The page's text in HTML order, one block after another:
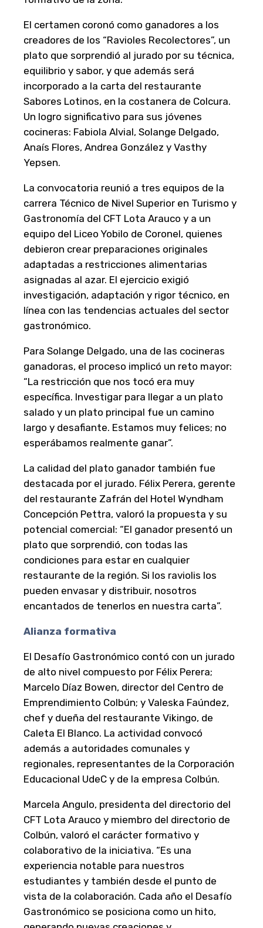
El certamen coronó como ganadores a los
creadores de los “Ravioles Recolectores”, un
plato que sorprendió al jurado por su técnica,
equilibrio y sabor, y que además será
incorporado a la carta del restaurante
Sabores Lotinos, en la costanera de Colcura.
Un logro significativo para sus jóvenes
cocineras: Fabiola Alvial, Solange Delgado,
Anaís Flores, Andrea González y Vasthy
Yepsen.
La convocatoria reunió a tres equipos de la
carrera Técnico de Nivel Superior en Turismo y
Gastronomía del CFT Lota Arauco y a un
equipo del Liceo Yobilo de Coronel, quienes
debieron crear preparaciones originales
adaptadas a restricciones alimentarias
asignadas al azar. El ejercicio exigió
investigación, adaptación y rigor técnico, en
línea con las tendencias actuales del sector
gastronómico.
Para Solange Delgado, una de las cocineras
ganadoras, el proceso implicó un reto mayor:
“La restricción que nos tocó era muy
específica. Investigar para llegar a un plato
salado y un plato principal fue un camino
largo y desafiante. Estamos muy felices; no
esperábamos realmente ganar”.
La calidad del plato ganador también fue
destacada por el jurado. Félix Perera, gerente
del restaurante Zafrán del Hotel Wyndham
Concepción Pettra, valoró la propuesta y su
potencial comercial: “El ganador presentó un
plato que sorprendió, con todas las
condiciones para estar en cualquier
restaurante de la región. Si los raviolis los
pueden envasar y distribuir, nosotros
encantados de tenerlos en nuestra carta”.
Alianza formativa
El Desafío Gastronómico contó con un jurado
de alto nivel compuesto por Félix Perera;
Marcelo Díaz Bowen, director del Centro de
Emprendimiento Colbún; y Valeska Faúndez,
chef y dueña del restaurante Vikingo, de
Caleta El Blanco. La actividad convocó
además a autoridades comunales y
regionales, representantes de la Corporación
Educacional UdeC y de la empresa Colbún.
Marcela Angulo, presidenta del directorio del
CFT Lota Arauco y miembro del directorio de
Colbún, valoró el carácter formativo y
colaborativo de la iniciativa. “Es una
experiencia notable para nuestros
estudiantes y también desde el punto de
vista de la colaboración. Cada año el Desafío
Gastronómico se posiciona como un hito,